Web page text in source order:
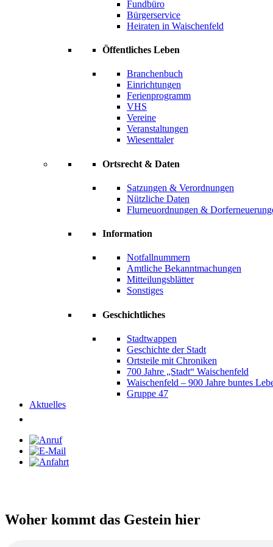
Fundbüro
Bürgerservice
Heiraten in Waischenfeld
Öffentliches Leben
Branchenbuch
Einrichtungen
Ferienprogramm
VHS
Vereine
Veranstaltungen
Wiesenttaler
Ortsrecht & Daten
Satzungen & Verordnungen
Nützliche Daten
Flurneuordnungen &
Information
Notfallnummern
Amtliche Bekanntmachungen
Mitteilungsblätter
Sonstiges
Geschichtliches
Stadtwappen
Geschichte der Stadt
Ortsteile mit Chroniken
700 Jahre „Stadt“ Waischenfeld
Waischenfeld – 900 Jahre buntes
Gruppe 47
Aktuelles
Woher kommt das Gestein hier